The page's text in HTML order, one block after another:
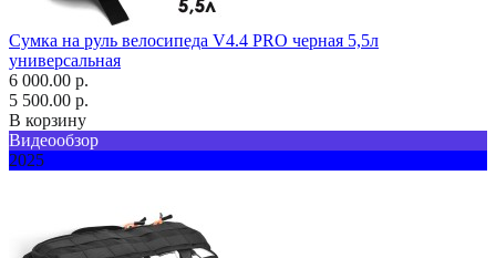
Сумка на руль велосипеда V4.4 PRO черная 5,5л
универсальная
6 000.00 р.
5 500.00 р.
В корзину
Видеообзор
2025